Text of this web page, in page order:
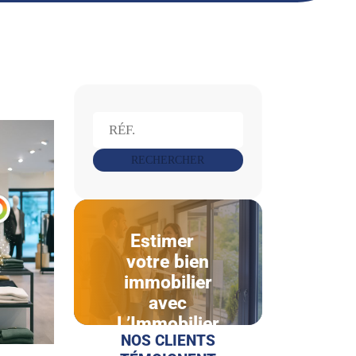
RECHERCHER
Estimer
votre bien
immobilier
avec
L’Immobilier
à 360°
NOS CLIENTS